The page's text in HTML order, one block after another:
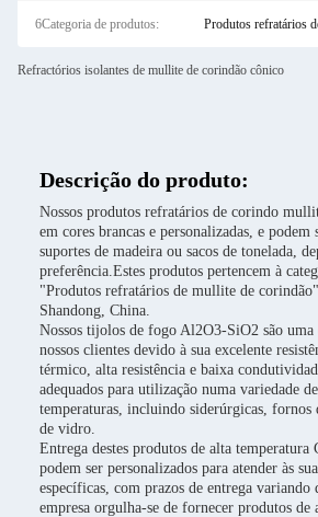
6Categoria de produtos: Produtos refratários
Refractórios isolantes de mullite de corindão cônico
Descrição do produto:
Nossos produtos refratários de corindo
em cores brancas e personalizadas, e podem
suportes de madeira ou sacos de tonelada,
preferência.Estes produtos pertencem à
"Produtos refratários de mullite de
Shandong, China.
Nossos tijolos de fogo Al2O3-SiO2 são uma
nossos clientes devido à sua excelente
térmico, alta resistência e baixa
adequados para utilização numa variedade
temperaturas, incluindo siderúrgicas, fornos
de vidro.
Entrega destes produtos de alta
podem ser personalizados para atender às
específicas, com prazos de entrega variando
empresa orgulha-se de fornecer produtos de